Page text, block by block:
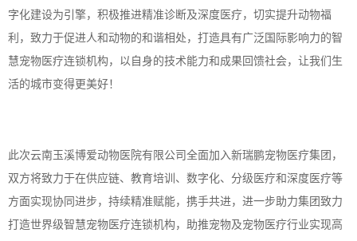
字化建设为引擎，积极推进精准诊断及深度医疗，切实提升动物福
利，致力于促进人和动物的和谐相处，打造具有广泛国际影响力的智
慧宠物医疗连锁机构，以自身的技术能力和成果回馈社会，让我们生
活的城市变得更美好！
此次云南玉溪博爱动物医院有限公司全面加入新瑞鹏宠物医疗集团，
双方将致力于在供应链、教育培训、数字化、分级医疗和深度医疗等
方面实现协同进步，持续精准赋能，携手共进，进一步助力集团致力
打造世界级智慧宠物医疗连锁机构，助推宠物及宠物医疗行业实现高